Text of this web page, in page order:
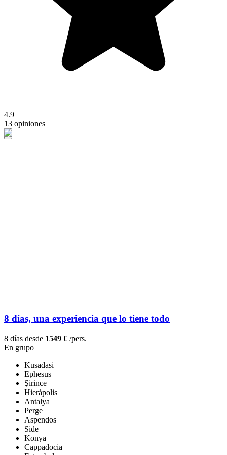
4.9
13 opiniones
8 días, una experiencia que lo tiene todo
8 días desde 1549 € /pers.
En grupo
Kusadasi
Ephesus
Şirince
Hierápolis
Antalya
Perge
Aspendos
Side
Konya
Cappadocia